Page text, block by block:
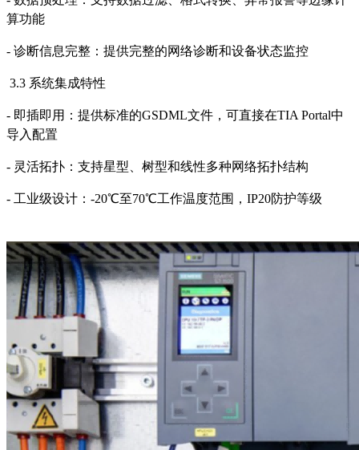
算功能
- 诊断信息完整：提供完整的网络诊断和设备状态监控
3.3 系统集成特性
- 即插即用：提供标准的GSDML文件，可直接在TIA Portal中
导入配置
- 灵活拓扑：支持星型、树型和线性多种网络拓扑结构
- 工业级设计：-20℃至70℃工作温度范围，IP20防护等级